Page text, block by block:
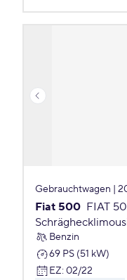
Gebrauchtwagen |
Fiat 500 FIAT
Benzin
69 PS (51 kW)
EZ: 02/22